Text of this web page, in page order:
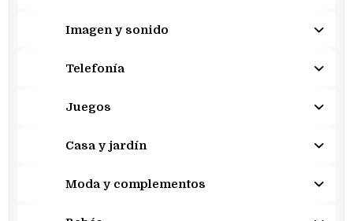
Imagen y sonido
Telefonía
Juegos
Casa y jardín
Moda y complementos